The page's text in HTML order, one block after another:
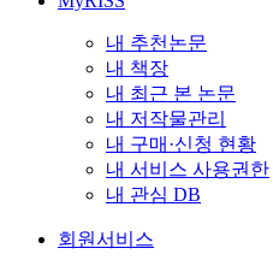
내 추천논문
내 책장
내 최근 본 논문
내 저작물관리
내 구매·신청 현황
내 서비스 사용권한
내 관심 DB
회원서비스